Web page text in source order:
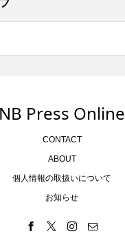
NB Press Online
CONTACT
ABOUT
個人情報の取扱いについて
お知らせ